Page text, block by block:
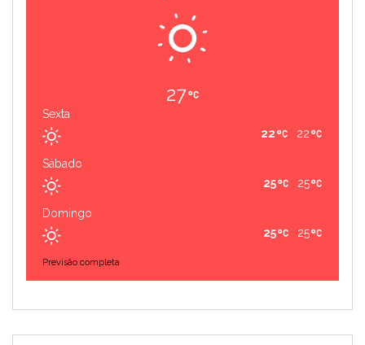
27
Sexta
22
22
Sábado
25
25
Domingo
25
25
Previsão completa